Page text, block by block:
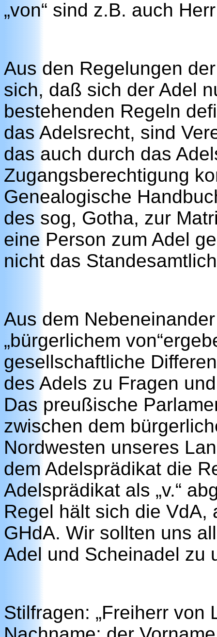
„von“ sind z.B. auch
Aus den Regelungen
sich, daß sich der Adel
bestehenden Regeln
das Adelsrecht, sind
das auch durch das
Zugangsberechtigung
Genealogische
des sog, Gotha, zur
eine Person zum Adel
nicht das
Aus dem
„bürgerlichem
gesellschaftliche
des Adels zu Fragen
Das preußische
zwischen dem
Nordwesten unseres
dem Adelsprädikat die
Adelsprädikat als „v.“
Regel hält sich die
GHdA. Wir sollten uns
Adel und Scheinadel zu
Stilfragen: „Freiherr von